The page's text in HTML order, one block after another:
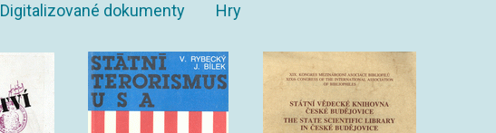
Digitalizované dokumenty Hry